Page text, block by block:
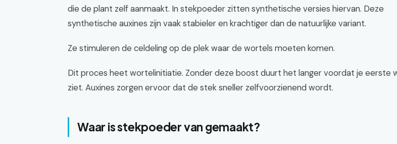
die de plant zelf aanmaakt. In stekpoeder zitten synthetische versies hiervan. Deze
synthetische auxines zijn vaak stabieler en krachtiger dan de natuurlijke variant.
Ze stimuleren de celdeling op de plek waar de wortels moeten komen.
Dit proces heet wortelinitiatie. Zonder deze boost duurt het langer voordat je eerste
ziet. Auxines zorgen ervoor dat de stek sneller zelfvoorzienend wordt.
Waar is stekpoeder van gemaakt?